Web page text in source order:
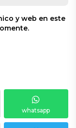
y web en este
whatsapp